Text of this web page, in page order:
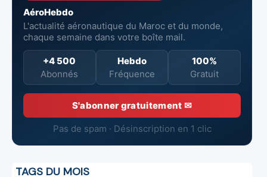
AéroHebdo
L'actualité aéronautique du Maroc et du monde,
chaque semaine dans votre boîte mail.
+4 500
Abonnés
Hebdo
Fréquence
100%
Gratuit
S'abonner gratuitement ✉
Pas de spam · Désinscription en 1 clic
TAGS DU MOIS